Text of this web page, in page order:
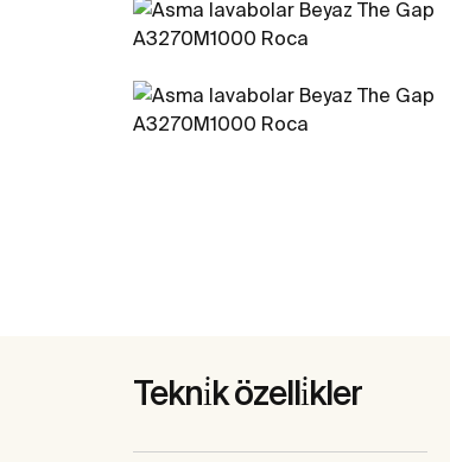
Tekni̇k özelli̇kler